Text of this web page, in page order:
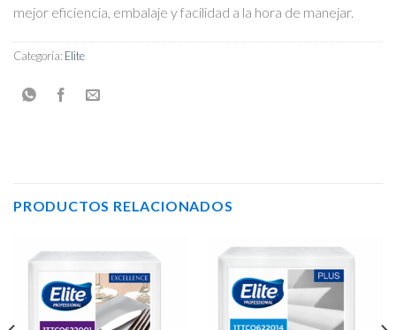
mejor eficiencia, embalaje y facilidad a la hora de manejar.
Categoría: Elite
PRODUCTOS RELACIONADOS